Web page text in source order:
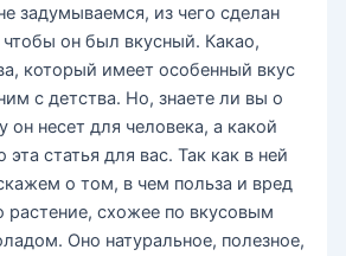
задумываемся, из чего сделан
чтобы он был вкусный. Какао,
который имеет особенный вкус
с детства. Но, знаете ли вы о
он несет для человека, а какой
эта статья для вас. Так как в ней
о том, в чем польза и вред
растение, схожее по вкусовым
Оно натуральное, полезное,